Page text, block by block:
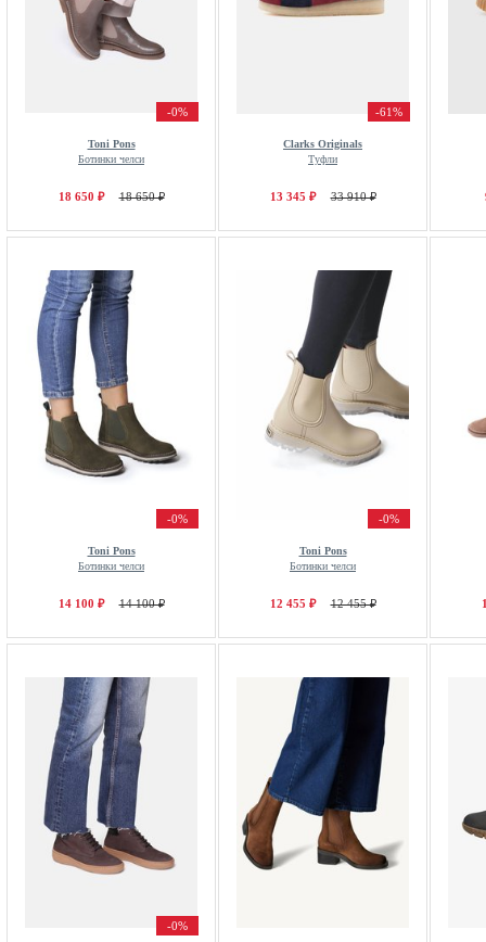
-0%
Toni Pons
Ботинки челси
18 650 ₽ 18 650 ₽
-61%
Clarks Originals
Туфли
13 345 ₽ 33 910 ₽
-0%
Toni Pons
Ботинки челси
14 100 ₽ 14 100 ₽
-0%
Toni Pons
Ботинки челси
12 455 ₽ 12 455 ₽
-0%